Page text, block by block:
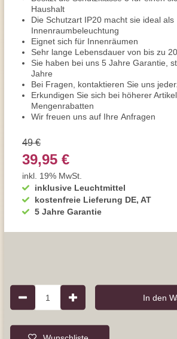
Haushalt
Die Schutzart IP20 macht sie ideal als
Innenraumbeleuchtung
Eignet sich für Innenräumen
Sehr lange Lebensdauer von bis zu
Sie haben bei uns 5 Jahre Garantie,
Jahre
Bei Fragen, kontaktieren Sie uns
Erkundigen Sie sich bei höherer
Mengenrabatten
Wir freuen uns auf Ihre Anfragen
inklusive Leuchtmittel
kostenfreie Lieferung DE, AT
5 Jahre Garantie
49 €
39,95 €
inkl. 19% MwSt.
1 In den